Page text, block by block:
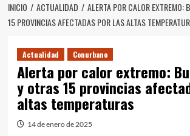
INICIO ACTUALIDAD
ALERTA POR CALOR EXTREMO:
15 PROVINCIAS AFECTADAS POR LAS ALTAS
Actualidad Conurbano
Alerta por calor extremo:
y otras 15 provincias
altas temperaturas
14 de enero de 2025